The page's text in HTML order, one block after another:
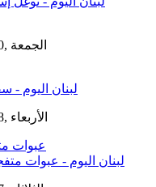
GMT 10:13 2026 الجمعة ,30 كانون الثاني / يناير
GMT 07:19 2026 الأربعاء ,28 كانون الثاني / يناير
عبوات